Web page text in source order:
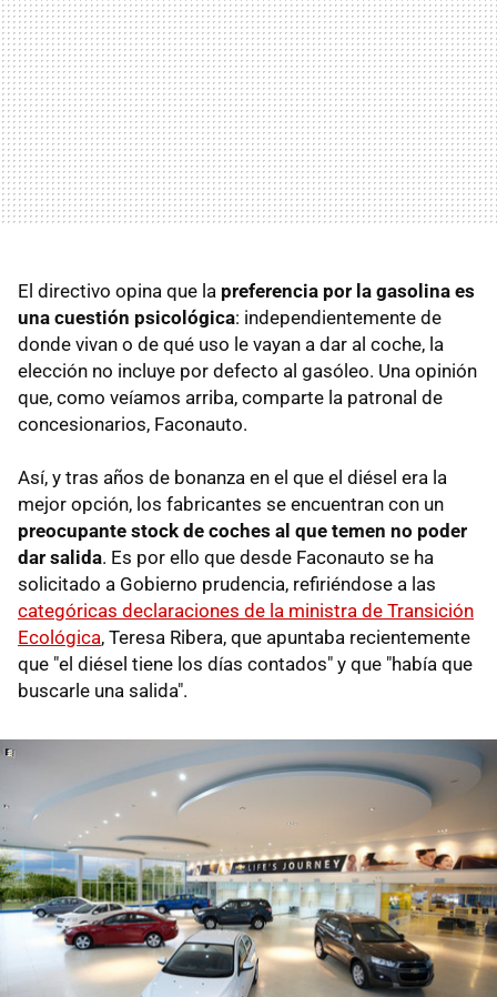
El directivo opina que la preferencia por la gasolina es
una cuestión psicológica: independientemente de
donde vivan o de qué uso le vayan a dar al coche, la
elección no incluye por defecto al gasóleo. Una opinión
que, como veíamos arriba, comparte la patronal de
concesionarios, Faconauto.
Así, y tras años de bonanza en el que el diésel era la
mejor opción, los fabricantes se encuentran con un
preocupante stock de coches al que temen no poder
dar salida. Es por ello que desde Faconauto se ha
solicitado a Gobierno prudencia, refiriéndose a las
categóricas declaraciones de la ministra de Transición
Ecológica, Teresa Ribera, que apuntaba recientemente
que "el diésel tiene los días contados" y que "había que
buscarle una salida".